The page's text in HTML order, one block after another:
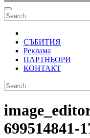
СЪБИТИЯ
Реклама
ПАРТНЬОРИ
КОНТАКТ
699514841-